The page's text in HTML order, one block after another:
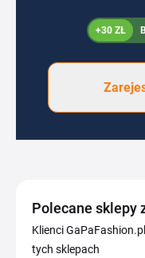
+30 ZŁ
Polecane sklepy
Klienci
tych sklepach